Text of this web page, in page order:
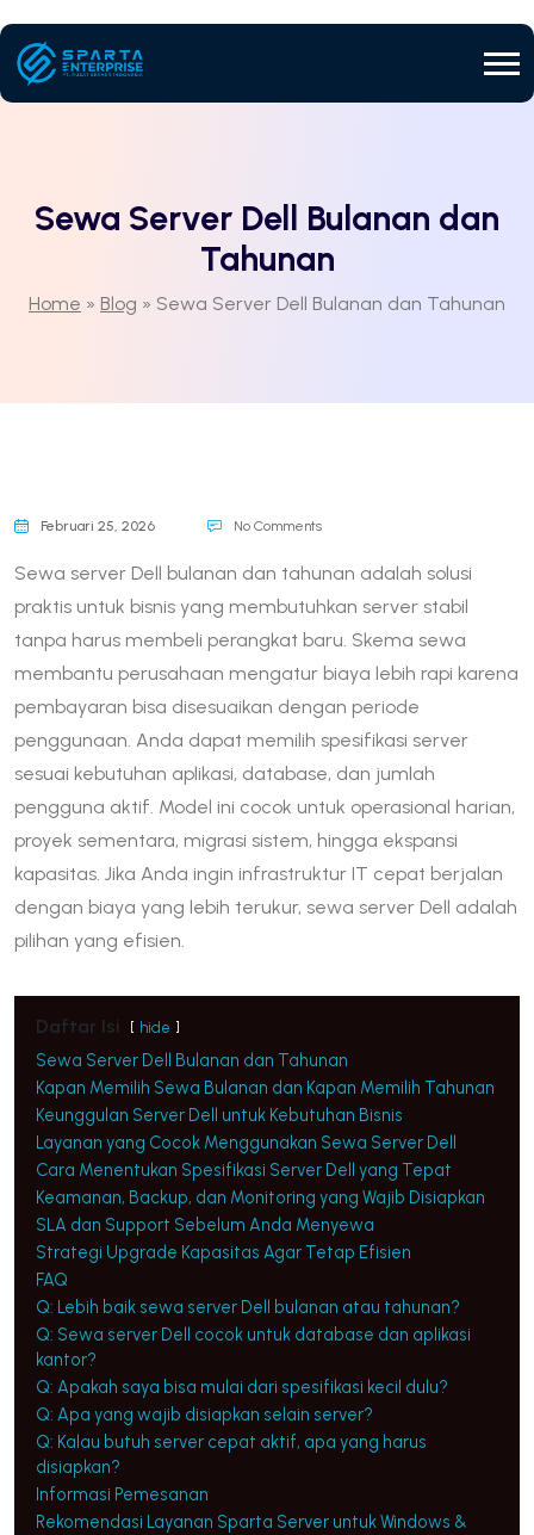
Sewa Server Dell Bulanan dan
Tahunan
Home » Blog » Sewa Server Dell Bulanan dan Tahunan
Februari 25, 2026 No Comments
Sewa server Dell bulanan dan tahunan adalah solusi
praktis untuk bisnis yang membutuhkan server stabil
tanpa harus membeli perangkat baru. Skema sewa
membantu perusahaan mengatur biaya lebih rapi karena
pembayaran bisa disesuaikan dengan periode
penggunaan. Anda dapat memilih spesifikasi server
sesuai kebutuhan aplikasi, database, dan jumlah
pengguna aktif. Model ini cocok untuk operasional harian,
proyek sementara, migrasi sistem, hingga ekspansi
kapasitas. Jika Anda ingin infrastruktur IT cepat berjalan
dengan biaya yang lebih terukur, sewa server Dell adalah
pilihan yang efisien.
Daftar Isi hide
Sewa Server Dell Bulanan dan Tahunan
Kapan Memilih Sewa Bulanan dan Kapan Memilih Tahunan
Keunggulan Server Dell untuk Kebutuhan Bisnis
Layanan yang Cocok Menggunakan Sewa Server Dell
Cara Menentukan Spesifikasi Server Dell yang Tepat
Keamanan, Backup, dan Monitoring yang Wajib Disiapkan
SLA dan Support Sebelum Anda Menyewa
Strategi Upgrade Kapasitas Agar Tetap Efisien
FAQ
Q: Lebih baik sewa server Dell bulanan atau tahunan?
Q: Sewa server Dell cocok untuk database dan aplikasi
kantor?
Q: Apakah saya bisa mulai dari spesifikasi kecil dulu?
Q: Apa yang wajib disiapkan selain server?
Q: Kalau butuh server cepat aktif, apa yang harus
disiapkan?
Informasi Pemesanan
Rekomendasi Layanan Sparta Server untuk Windows &